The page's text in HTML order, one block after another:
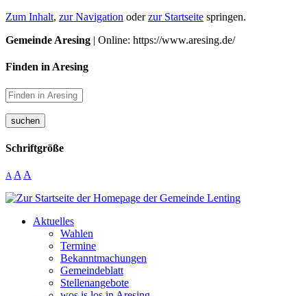
Zum Inhalt, zur Navigation oderzur Startseite springen.
Gemeinde Aresing | Online: https://www.aresing.de/
Finden in Aresing
suchen
Schriftgröße
A A A
Aktuelles
Wahlen
Termine
Bekanntmachungen
Gemeindeblatt
Stellenangebote